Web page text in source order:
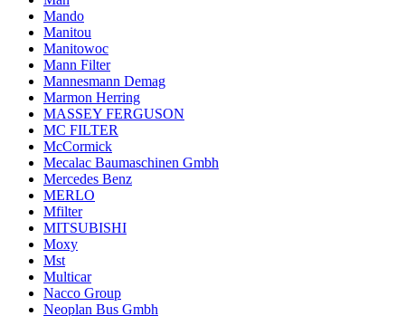
Mando
Manitou
Manitowoc
Mann Filter
Mannesmann Demag
Marmon Herring
MASSEY FERGUSON
MC FILTER
McCormick
Mecalac Baumaschinen Gmbh
Mercedes Benz
MERLO
Mfilter
MITSUBISHI
Moxy
Mst
Multicar
Nacco Group
Neoplan Bus Gmbh